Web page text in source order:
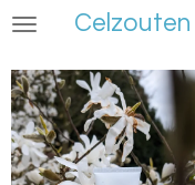
Ga
naar
de
hoofdinhoud